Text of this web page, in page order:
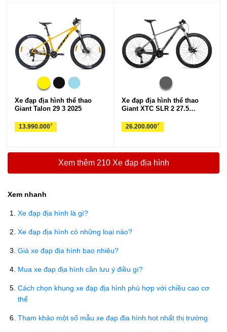
Xe đạp địa hình thể thao
Giant Talon 29 3 2025
13.990.000₫
Xe đạp địa hình thể thao
Giant XTC SLR 2 27.5
26.200.000₫
Xem thêm 210 Xe đạp địa hình
Xem nhanh
Xe đạp địa hình là gì?
Xe đạp địa hình có những loại nào?
Giá xe đạp địa hình bao nhiêu?
Mua xe đạp địa hình cần lưu ý điều gì?
Cách chọn khung xe đạp địa hình phù hợp với chiều cao cơ
thể
Tham khảo một số mẫu xe đạp địa hình hot nhất thị trường